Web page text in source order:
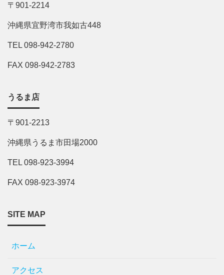
〒901-2214
沖縄県宜野湾市我如古448
TEL 098-942-2780
FAX 098-942-2783
うるま店
〒901-2213
沖縄県うるま市田場2000
TEL 098-923-3994
FAX 098-923-3974
SITE MAP
ホーム
アクセス